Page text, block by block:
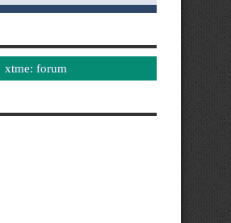
xtme: forum